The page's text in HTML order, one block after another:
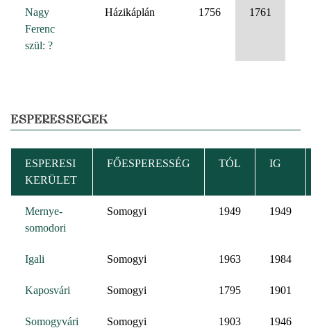
Nagy
Ferenc
szül: ?
Házikáplán 1756 1761
ESPERESSÉGEK
ESPERESI
KERÜLET
FŐESPERESSÉG TÓL IG
Mernye-
somodori
Somogyi 1949 1949
Igali Somogyi 1963 1984
Kaposvári Somogyi 1795 1901
Somogyvári Somogyi 1903 1946